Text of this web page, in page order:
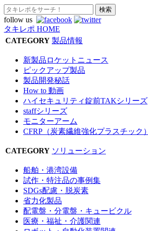
follow us
タキレポ HOME
CATEGORY 製品情報
新製品ロケットニュース
ピックアップ製品
製品開発秘話
How to 動画
ハイセキュリティ錠前TAKシリーズ
staffシリーズ
モニターアーム
CFRP（炭素繊維強化プラスチック）
CATEGORY ソリューション
船舶・港湾設備
試作・特注品の事例集
SDGs配慮・脱炭素
省力化製品
配電盤・分電盤・キュービクル
医療・福祉・介護関連